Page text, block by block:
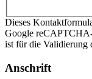
Dieses
Google
ist für die Validierung
Anschrift